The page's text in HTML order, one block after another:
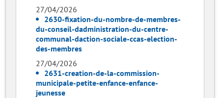
27/04/2026
2630-fixation-du-nombre-de-membres-
du-conseil-dadministration-du-centre-
communal-daction-sociale-ccas-election-
des-membres
27/04/2026
2631-creation-de-la-commission-
municipale-petite-enfance-enfance-
jeunesse